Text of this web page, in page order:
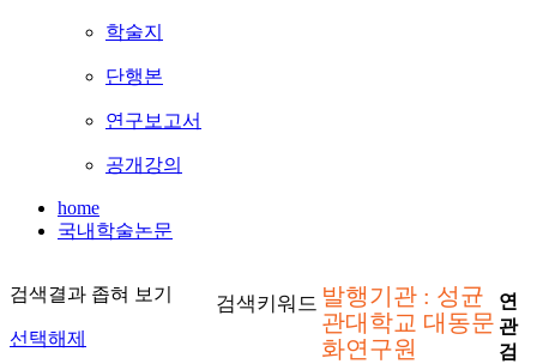
학술지
단행본
연구보고서
공개강의
home
국내학술논문
검색결과 좁혀 보기
선택해제
검색키워드 발행기관 : 성균
관대학교 대동문
화연구원
연
관
검